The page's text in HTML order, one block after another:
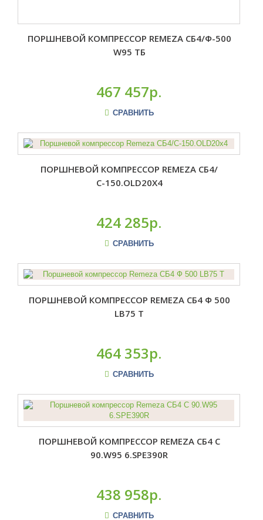
ПОРШНЕВОЙ КОМПРЕССОР REMEZA СБ4/Ф-500
W95 ТБ
467 457р.
СРАВНИТЬ
ПОРШНЕВОЙ КОМПРЕССОР REMEZA СБ4/
С-150.OLD20X4
424 285р.
СРАВНИТЬ
ПОРШНЕВОЙ КОМПРЕССОР REMEZA СБ4 Ф 500
LB75 T
464 353р.
СРАВНИТЬ
ПОРШНЕВОЙ КОМПРЕССОР REMEZA СБ4 С
90.W95 6.SPE390R
438 958р.
СРАВНИТЬ